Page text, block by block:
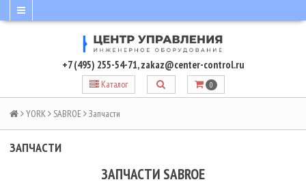
+7 (495) 255-54-71,zakaz@center-control.ru
Каталог 0
YORK SABROE Запчасти
ЗАПЧАСТИ
ЗАПЧАСТИ SABROE